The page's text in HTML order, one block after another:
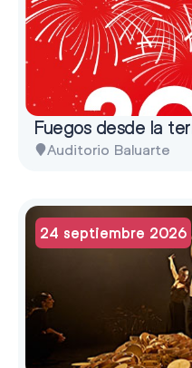
Fuegos desde la
Auditorio Baluarte
24 septiembre 2026